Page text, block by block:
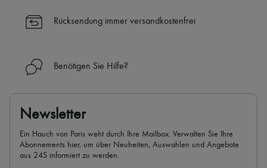
Rücksendung immer versandkostenfrei
Benötigen Sie Hilfe?
Newsletter
Ein Hauch von Paris weht durch Ihre Mailbox. Verwalten Sie Ihre
Abonnements hier, um über Neuheiten, Auswahlen und Angebote
aus 24S informiert zu werden.